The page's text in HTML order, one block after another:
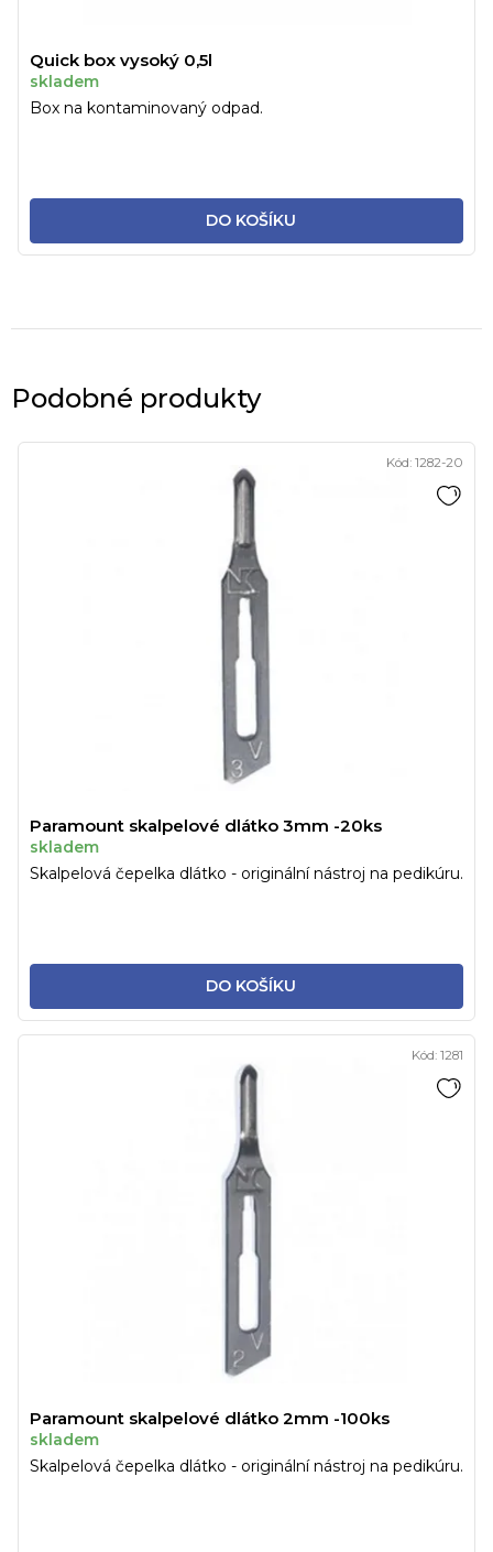
Quick box vysoký 0,5l
skladem
DO KOŠÍKU
Box na kontaminovaný odpad.
Podobné produkty
Paramount skalpelové dlátko 3mm -20ks
skladem
DO KOŠÍKU
Skalpelová čepelka dlátko - originální nástroj na pedikúru.
Kód: 1282-20
Paramount skalpelové dlátko 2mm -100ks
skladem
Skalpelová čepelka dlátko - originální nástroj na pedikúru.
Kód: 1281